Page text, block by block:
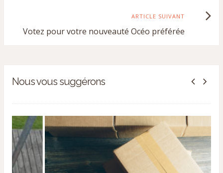
ARTICLE SUIVANT
Votez pour votre nouveauté Océo préférée
Article
Nous vous suggérons